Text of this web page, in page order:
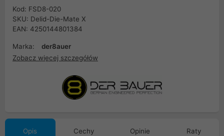
Kod: FSD8-020
SKU: Delid-Die-Mate X
EAN: 4250144801384
Marka:
der8auer
Zobacz więcej szczegółów
Opis Cechy Opinie Raty